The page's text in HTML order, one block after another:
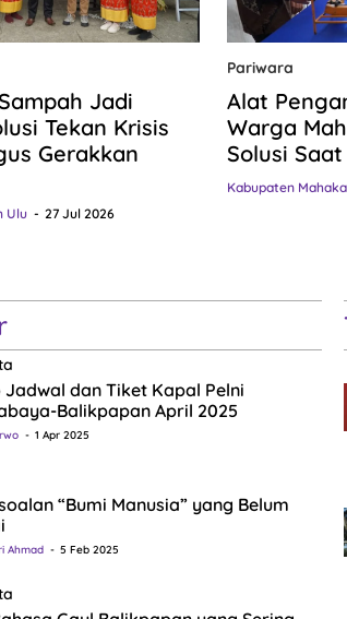
Jadi
Tekan Krisis
Gerakkan
Ulu 27 Jul 2026
Pariwara
Alat
Warga
Solusi
Kabupaten
Jadwal dan Tiket Kapal Pelni
Balikpapan April 2025
1 Apr 2025
“Bumi Manusia” yang Belum
Ahmad 5 Feb 2025